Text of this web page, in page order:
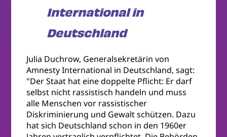
International in
Deutschland
Julia Duchrow, Generalsekretärin von
Amnesty International in Deutschland, sagt:
"Der Staat hat eine doppelte Pflicht: Er darf
selbst nicht rassistisch handeln und muss
alle Menschen vor rassistischer
Diskriminierung und Gewalt schützen. Dazu
hat sich Deutschland schon in den 1960er